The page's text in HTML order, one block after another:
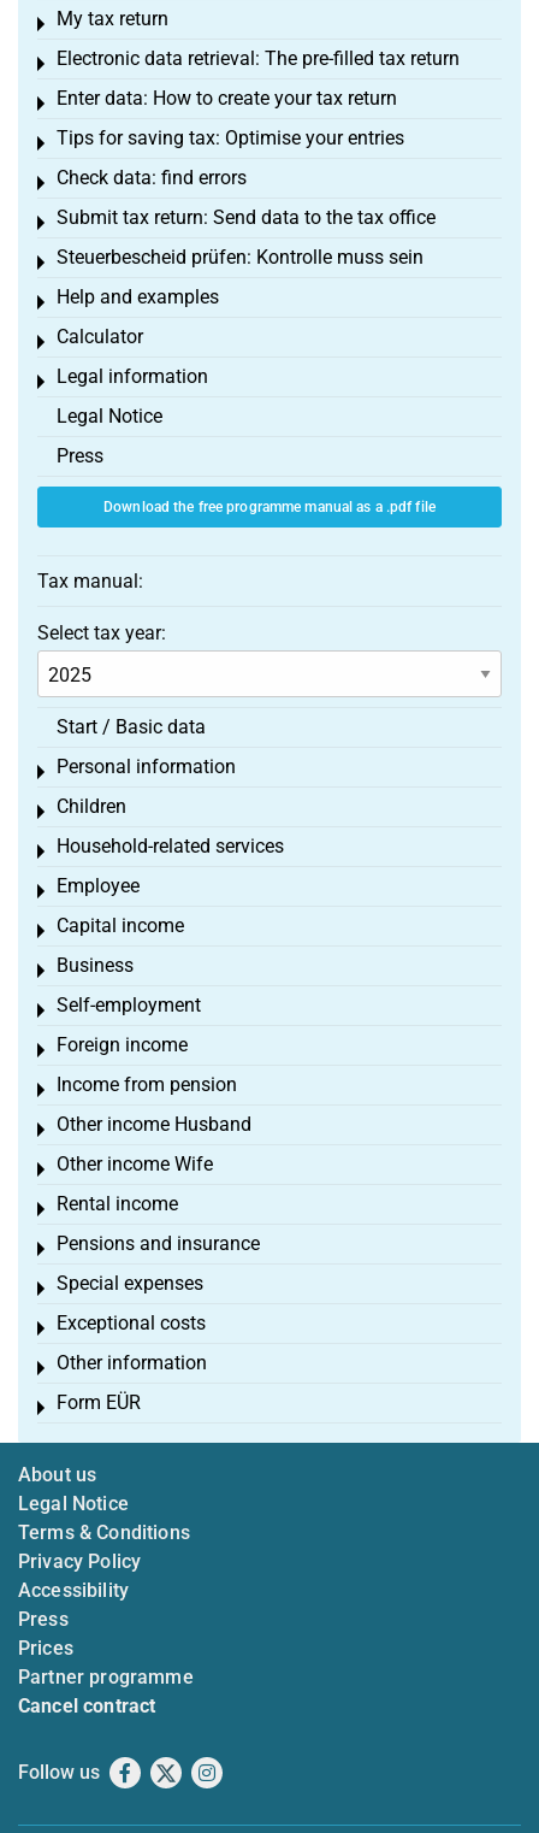
My tax return
Toggle menu
Electronic data retrieval: The pre-filled tax return
Toggle menu
Enter data: How to create your tax return
Toggle menu
Tips for saving tax: Optimise your entries
Toggle menu
Check data: find errors
Toggle menu
Submit tax return: Send data to the tax office
Toggle menu
Steuerbescheid prüfen: Kontrolle muss sein
Toggle menu
Help and examples
Toggle menu
Calculator
Toggle menu
Legal information
Toggle menu
Legal Notice
Press
Download the free programme manual as a .pdf file
Tax manual:
Select tax year:
Start / Basic data
Personal information
Toggle menu
Children
Toggle menu
Household-related services
Toggle menu
Employee
Toggle menu
Capital income
Toggle menu
Business
Toggle menu
Self-employment
Toggle menu
Foreign income
Toggle menu
Income from pension
Toggle menu
Other income Husband
Toggle menu
Other income Wife
Toggle menu
Rental income
Toggle menu
Pensions and insurance
Toggle menu
Special expenses
Toggle menu
Exceptional costs
Toggle menu
Other information
Toggle menu
Form EÜR
Toggle menu
About us
Legal Notice
Terms & Conditions
Privacy Policy
Accessibility
Press
Prices
Partner programme
Cancel contract
Follow us Facebook
X Instagram